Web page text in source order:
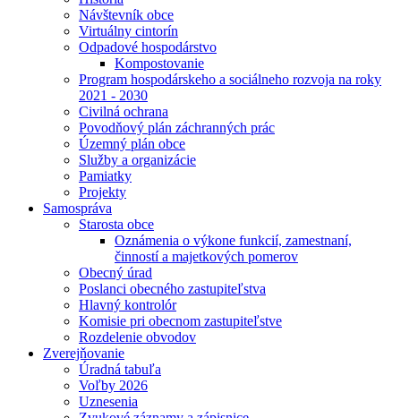
Návštevník obce
Virtuálny cintorín
Odpadové hospodárstvo
Kompostovanie
Program hospodárskeho a sociálneho rozvoja na roky
2021 - 2030
Civilná ochrana
Povodňový plán záchranných prác
Územný plán obce
Služby a organizácie
Pamiatky
Projekty
Samospráva
Starosta obce
Oznámenia o výkone funkcií, zamestnaní,
činností a majetkových pomerov
Obecný úrad
Poslanci obecného zastupiteľstva
Hlavný kontrolór
Komisie pri obecnom zastupiteľstve
Rozdelenie obvodov
Zverejňovanie
Úradná tabuľa
Voľby 2026
Uznesenia